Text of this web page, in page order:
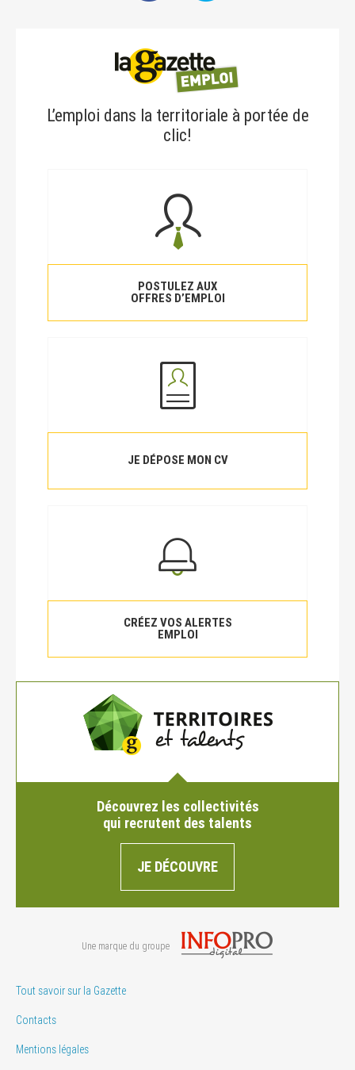
L’emploi dans la territoriale à portée de
clic!
POSTULEZ AUX
OFFRES D’EMPLOI
JE DÉPOSE MON CV
CRÉEZ VOS ALERTES
EMPLOI
Découvrez les collectivités
qui recrutent des talents
JE DÉCOUVRE
Une marque du groupe
Tout savoir sur la Gazette
Contacts
Mentions légales